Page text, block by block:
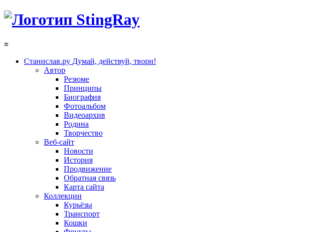
≡
Станислав.ру Думай, действуй, твори!
Автор
Резюме
Принципы
Биография
Фотоальбом
Видеоархив
Родина
Творчество
Веб-сайт
Новости
История
Продвижение
Обратная связь
Карта сайта
Коллекции
Курьёзы
Транспорт
Кошки